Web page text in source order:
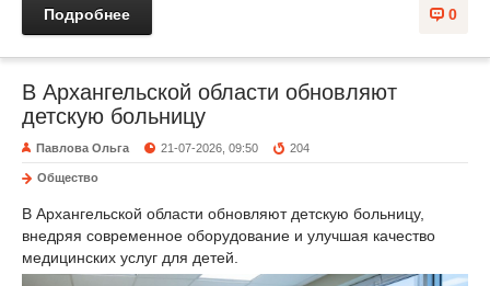
0
Подробнее
В Архангельской области обновляют
детскую больницу
Павлова Ольга 21-07-2026, 09:50 204
Общество
В Архангельской области обновляют детскую больницу,
внедряя современное оборудование и улучшая качество
медицинских услуг для детей.